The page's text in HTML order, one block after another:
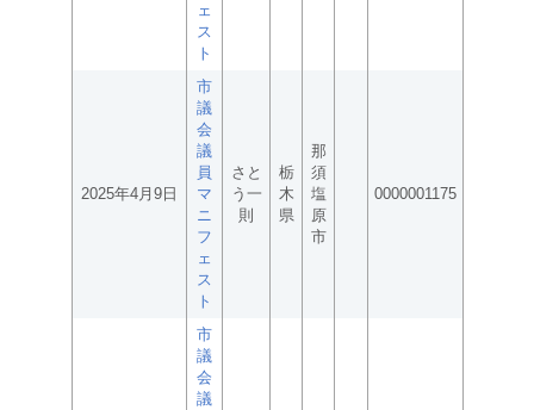
ェ
ス
ト
2025年4月9日
市
議
会
議
員
マ
ニ
フ
ェ
ス
ト
さと
う一
則
栃
木
県
那
須
塩
原
市
0000001175
市
議
会
議